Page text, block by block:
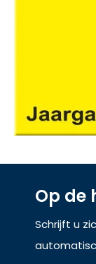
Op de
Schrijft u